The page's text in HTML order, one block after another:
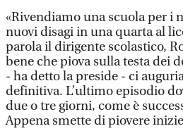
«Rivendiamo una scuola per i
nuovi disagi in una quarta al
parola il dirigente scolastico,
bene che piova sulla testa dei
- ha detto la preside - ci
definitiva. L’ultimo episodio
due o tre giorni, come è
Appena smette di piovere